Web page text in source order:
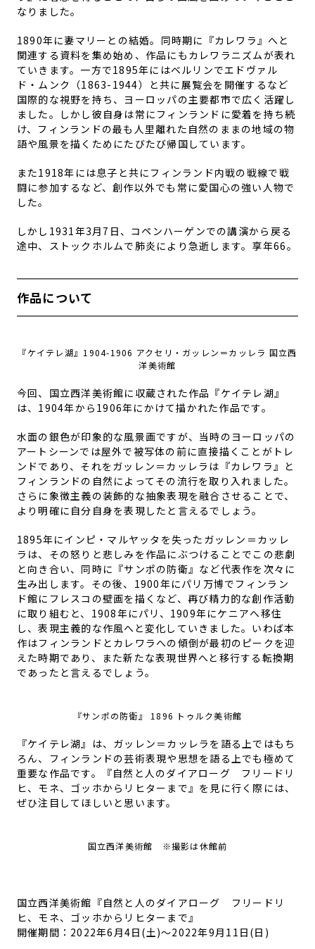
なりました。
1890年に妻マリーとの結婚。同時期に『カレワラ』へと
関連する資料を集め始め、作品にもカレワラニズムが表れ
ていきます。一方で1895年にはベルリンでエドヴァル
ド・ムンク（1863-1944）と共に展覧会を開催するなど
国際的な視野を持ち、ヨーロッパの主要都市で広く活躍し
ました。しかし彼自身は常にフィンランドに愛着を持ち続
け、フィンランドの最も人里離れた自然のままの地域の物
語や風景を描くためにたびたび帰国しています。
また1918年には息子と共にフィンランド内戦の戦線で戦
闘に参加するなど、創作以外でも常に愛国心の強い人物で
した。
しかし 1931年3月 7 日、コペンハーゲンでの講演から戻る
途中、ストックホルムで肺炎により急逝します。享年66。
作品について
『ケイテレ湖』1904-1906 アクセリ・ガッレン＝カッレラ 国立西
洋美術館
今回、国立西洋美術館に収蔵された作品『ケイテレ湖』
は、 1904年から 1906年にかけて描かれた作品です。
水面の銀色が印象的な風景画ですが、当時のヨーロッパの
アートシーンでは屋外で被写体の前に直接描くことがトレ
ンドであり、それをガッレン＝カッレラは『カレワラ』と
フィンランドの自然によってその流行を取り入れました。
さらに象徴主義の装飾的な抽象表現を融合させることで、
より明確に自分自身を表現したと言えるでしょう。
1895年にインピ・マルヤッタを失ったガッレン＝カッレ
ラは、その怒りと悲しみを作品にぶつけることでこの悲劇
と向き合い、同時に『サンポの防衛』など代表作を次々に
生み出します。その後、 1900年にパリ万博でフィンラン
ド館にフレスコの壁画を描くなど、再び精力的な創作活動
に取り組むと、 1908年にパリ、 1909年にケニアへ移住
し、表現主義的な作風へと変化していきました。いわば本
作はフィンランドとカレワラへの傾倒が最初のピークを迎
えた時期であり、また新たな表現世界へと移行する転換期
であったと言えるでしょう。
『サンポの防衛』 1896 トゥルク美術館
『ケイテレ湖』は、ガッレン＝カッレラを語る上ではもち
ろん、フィンランドの芸術表現や思想を語る上でも極めて
重要な作品です。『自然と人のダイアローグ フリードリ
ヒ、モネ、ゴッホからリヒターまで』を見に行く際には、
ぜひ注目してほしいと思います。
国立西洋美術館 ※撮影は休館前
国立西洋美術館『自然と人のダイアローグ フリードリ
ヒ、モネ、ゴッホからリヒターまで』
開催期間： 2022年6月4日(土)〜2022年9月11日(日)